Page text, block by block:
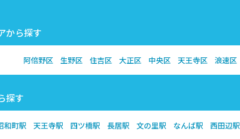
から探す
阿倍野区 生野区 住吉区 大正区 中央区 天王寺区 浪速区
探す
和町駅 天王寺駅 四ツ橋駅 長居駅 文の里駅 なんば駅 西田辺駅